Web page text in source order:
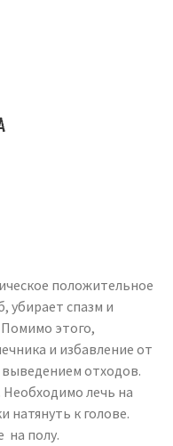
положительное
убирает спазм и
Помимо этого,
и избавление от
отходов.
лечь на
натянуть к голове.
на полу.